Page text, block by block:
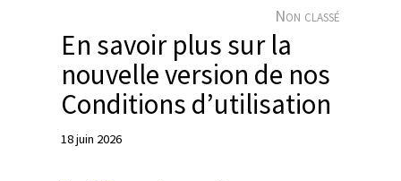
Non classé
En savoir plus sur la
nouvelle version de nos
Conditions d’utilisation
18 juin 2026